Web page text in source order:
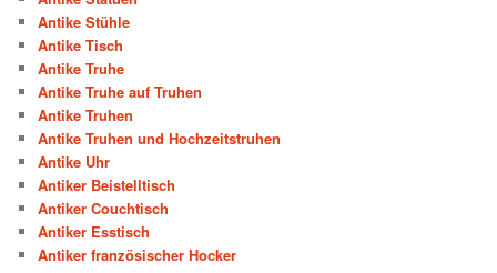
Antike Stühle
Antike Tisch
Antike Truhe
Antike Truhe auf Truhen
Antike Truhen
Antike Truhen und Hochzeitstruhen
Antike Uhr
Antiker Beistelltisch
Antiker Couchtisch
Antiker Esstisch
Antiker französischer Hocker